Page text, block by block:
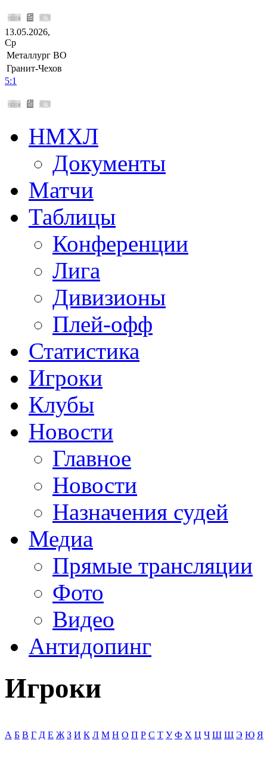
13.05.2026,
Ср
Металлург ВО
Гранит-Чехов
5:1
НМХЛ
Документы
Матчи
Таблицы
Конференции
Лига
Дивизионы
Плей-офф
Статистика
Игроки
Клубы
Новости
Главное
Новости
Назначения судей
Медиа
Прямые трансляции
Фото
Видео
Антидопинг
Игроки
А Б В Г Д Е Ж З И К Л М Н О П Р С Т У Ф Х Ц Ч Ш Щ Э Ю Я